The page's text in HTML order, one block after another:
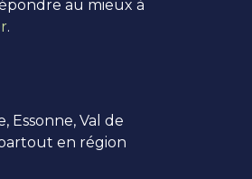
au mieux à
.
Essonne, Val de
partout en région